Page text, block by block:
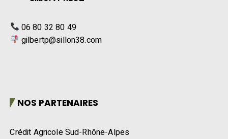
06 80 32 80 49
gilbertp@sillon38.com
NOS PARTENAIRES
Crédit Agricole Sud-Rhône-Alpes